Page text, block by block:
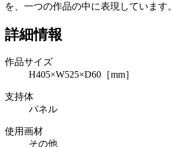
を、一つの作品の中に表現しています。
詳細情報
作品サイズ
H405×W525×D60［mm］
支持体
パネル
使用画材
その他